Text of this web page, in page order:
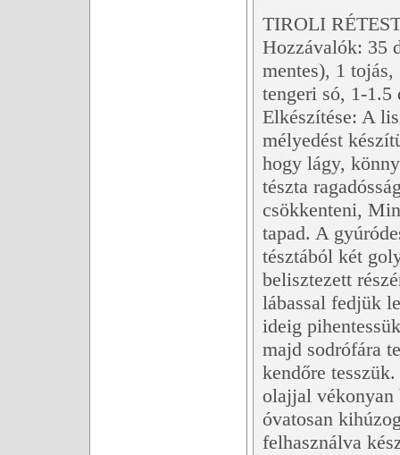
TIROLI
Hozzávalók: 35
mentes), 1
tengeri só, 1-
Elkészítése: A
mélyedést
hogy lágy,
tészta
csökkenteni,
tapad. A
tésztából két
belisztezett
lábassal fedjük
ideig
majd sodrófára
kendőre
olajjal vékonyan
óvatosan
felhasználva